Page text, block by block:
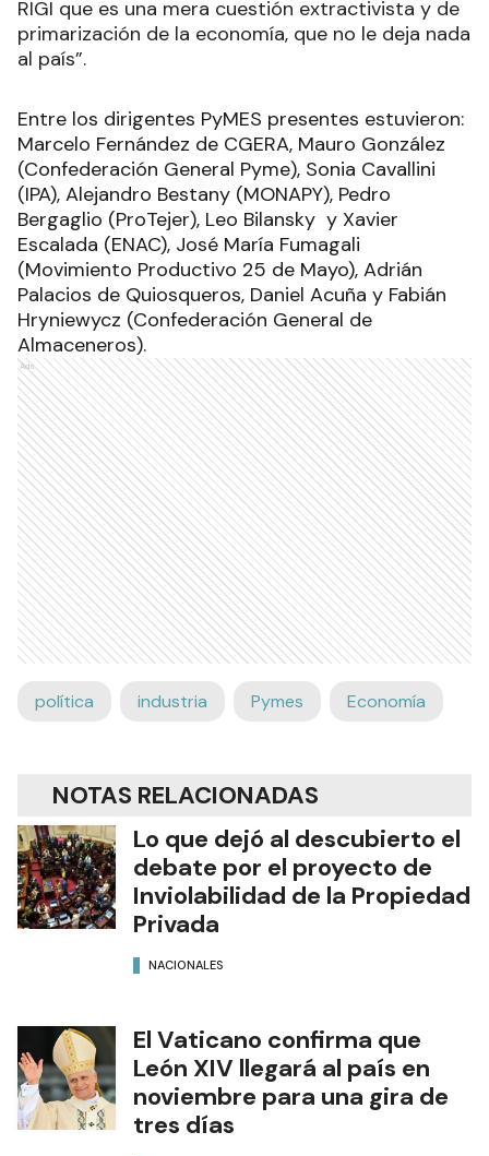
RIGI que es una mera cuestión extractivista y de
primarización de la economía, que no le deja nada
al país”.
Entre los dirigentes PyMES presentes estuvieron:
Marcelo Fernández de CGERA, Mauro González
(Confederación General Pyme), Sonia Cavallini
(IPA), Alejandro Bestany (MONAPY), Pedro
Bergaglio (ProTejer), Leo Bilansky y Xavier
Escalada (ENAC), José María Fumagali
(Movimiento Productivo 25 de Mayo), Adrián
Palacios de Quiosqueros, Daniel Acuña y Fabián
Hryniewycz (Confederación General de
Almaceneros).
Ads
política industria Pymes Economía
NOTAS RELACIONADAS
Lo que dejó al descubierto el
debate por el proyecto de
Inviolabilidad de la Propiedad
Privada
NACIONALES
El Vaticano confirma que
León XIV llegará al país en
noviembre para una gira de
tres días